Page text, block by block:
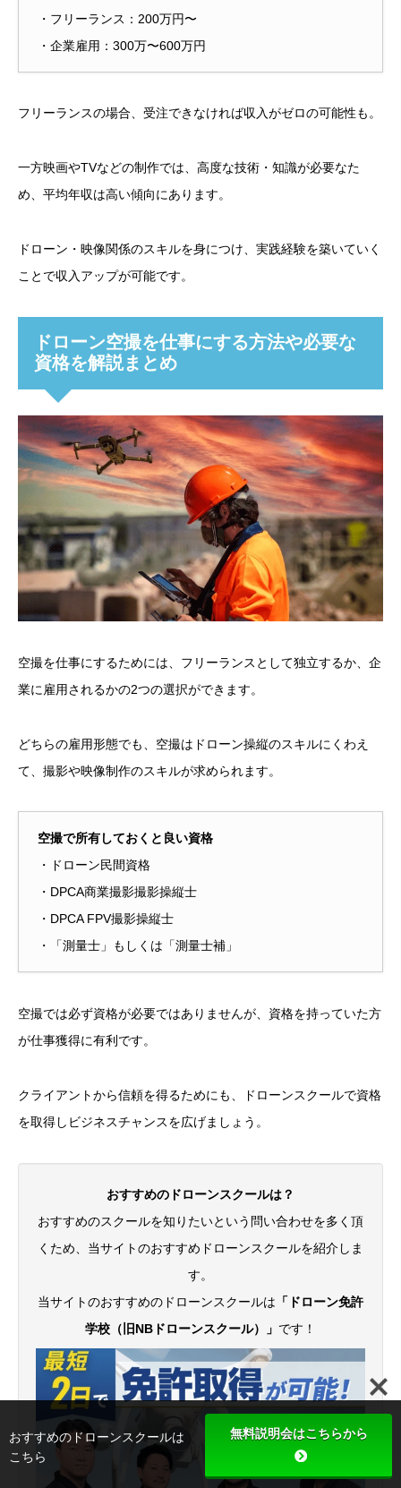
・フリーランス：200万円〜
・企業雇用：300万〜600万円
フリーランスの場合、受注できなければ収入がゼロの可能性も。
一方映画やTVなどの制作では、高度な技術・知識が必要なた
め、平均年収は高い傾向にあります。
ドローン・映像関係のスキルを身につけ、実践経験を築いていく
ことで収入アップが可能です。
ドローン空撮を仕事にする方法や必要な
資格を解説まとめ
空撮を仕事にするためには、フリーランスとして独立するか、企
業に雇用されるかの2つの選択ができます。
どちらの雇用形態でも、空撮はドローン操縦のスキルにくわえ
て、撮影や映像制作のスキルが求められます。
空撮で所有しておくと良い資格
・ドローン民間資格
・DPCA商業撮影撮影操縦士
・DPCA FPV撮影操縦士
・「測量士」もしくは「測量士補」
空撮では必ず資格が必要ではありませんが、資格を持っていた方
が仕事獲得に有利です。
クライアントから信頼を得るためにも、ドローンスクールで資格
を取得しビジネスチャンスを広げましょう。
おすすめのドローンスクールは？
おすすめのスクールを知りたいという問い合わせを多く頂
くため、当サイトのおすすめドローンスクールを紹介しま
す。
当サイトのおすすめのドローンスクールは 「ドローン免許
学校（旧NBドローンスクール）」 です！
おすすめのドローンスクールは
こちら
無料説明会はこちらから